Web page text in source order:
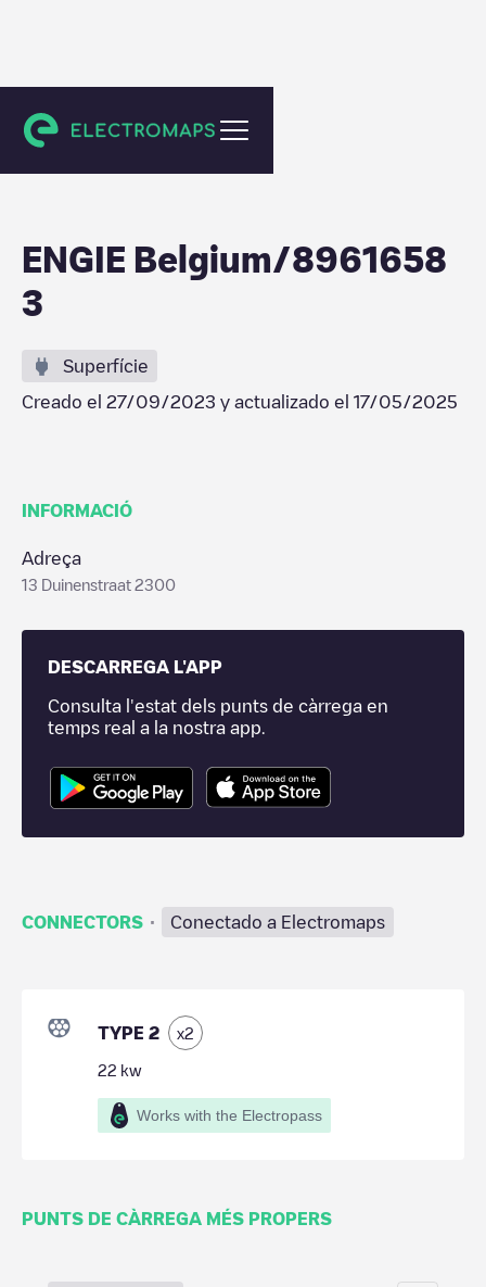
Turnhout
ENGIE Belgium/8961658
3
Superfície
Creado el 27/09/2023 y actualizado el 17/05/2025
INFORMACIÓ
Adreça
13 Duinenstraat 2300
DESCARREGA L'APP
Consulta l'estat dels punts de càrrega en
temps real a la nostra app.
CONNECTORS · Conectado a Electromaps
TYPE 2 x2
22 kw
Works with the Electropass
PUNTS DE CÀRREGA MÉS PROPERS